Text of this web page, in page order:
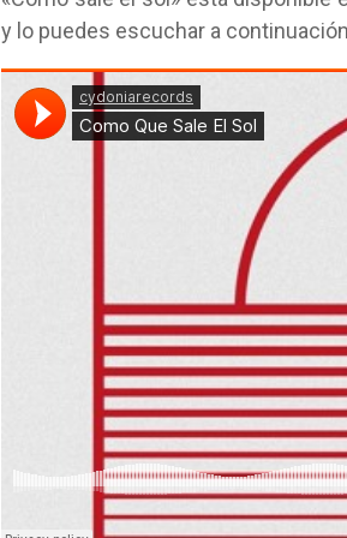
y lo puedes escuchar a